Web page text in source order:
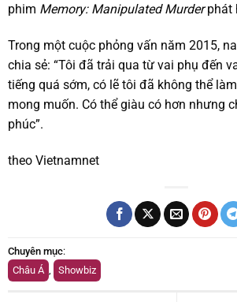
phim Memory: Manipulated Murderphát
Trong một cuộc phỏng vấn năm 2015,
chia sẻ: “Tôi đã trải qua từ vai phụ đến
tiếng quá sớm, có lẽ tôi đã không thể
mong muốn. Có thể giàu có hơn nhưng
phúc”.
theo Vietnamnet
Chuyên mục:
Châu Á
Showbiz